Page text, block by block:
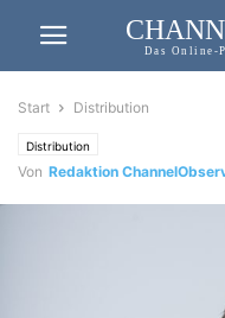
Das Online-
Start Distribution
Distribution
Von Redaktion